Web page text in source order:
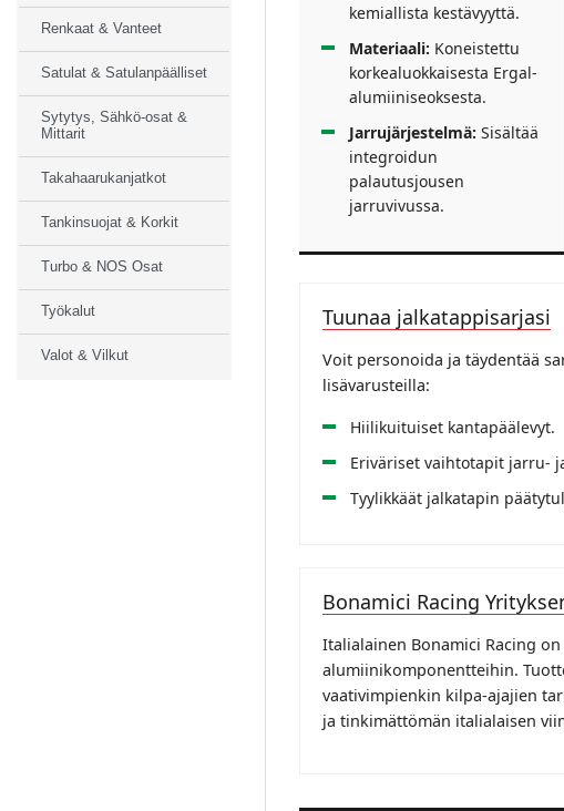
kemiallista kestävyyttä.
Materiaali: Koneistettu
korkealuokkaisesta Ergal-
alumiiniseoksesta.
Jarrujärjestelmä: Sisältää
integroidun
palautusjousen
jarruvivussa.
Tuunaa jalkatappisarjasi
Voit personoida ja täydentää
lisävarusteilla:
Hiilikuituiset kantapäälevyt.
Eriväriset vaihtotapit jarru-
Tyylikkäät jalkatapin
Bonamici Racing
Italialainen Bonamici Racing
alumiinikomponentteihin.
vaativimpienkin kilpa-ajajien
ja tinkimättömän italialaisen
Renkaat & Vanteet
Satulat & Satulanpäälliset
Sytytys, Sähkö-osat &
Mittarit
Takahaarukanjatkot
Tankinsuojat & Korkit
Turbo & NOS Osat
Työkalut
Valot & Vilkut